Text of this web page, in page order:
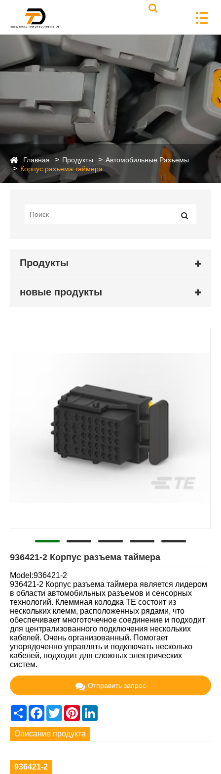
Главная Продукты
Автомобильные Разъемы
Корпус разъема таймера
Продукты
новые продукты
936421-2 Корпус разъема таймера
Model:936421-2
936421-2 Корпус разъема таймера является лидером
в области автомобильных разъемов и сенсорных
технологий. Клеммная колодка TE состоит из
нескольких клемм, расположенных рядами, что
обеспечивает многоточечное соединение и подходит
для централизованного подключения нескольких
кабелей. Очень организованный. Помогает
упорядоченно управлять и подключать несколько
кабелей, подходит для сложных электрических
систем.
Отправить запрос
ShareFacebook
TwitterPinterest
Описание продукта
936421-2